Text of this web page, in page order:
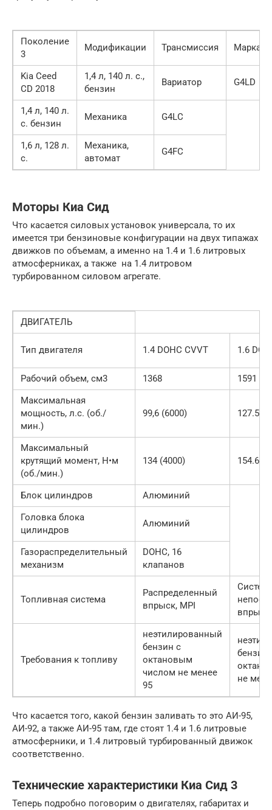
Поколение
3
Модификации Трансмиссия Марка
Kia Ceed
CD 2018
1,4 л, 140 л. с.,
бензин
Вариатор G4LD
1,4 л, 140 л.
с. бензин
Механика G4LC
1,6 л, 128 л.
с.
Механика,
автомат
G4FC
Моторы Киа Сид
Что касается силовых установок универсала, то их
имеется три бензиновые конфигурации на двух типажах
движков по объемам, а именно на 1.4 и 1.6 литровых
атмосферниках, а также на 1.4 литровом
турбированном силовом агрегате.
ДВИГАТЕЛЬ
Тип двигателя 1.4 DOHC CVVT 1.6
Рабочий объем, см3 1368
1591
Максимальная
мощность, л.с. (об./
мин.)
99,6 (6000) 127.5
Максимальный
крутящий момент, Н•м
(об./мин.)
134 (4000) 154.6
Блок цилиндров
Алюминий
Головка блока
цилиндров
Алюминий
Газораспределительный
механизм
DOHC, 16
клапанов
Топливная система
Распределенный
впрыск, MPI
Требования к топливу
неэтилированный
бензин с
октановым
числом не менее
95
бензин
не
Что касается того, какой бензин заливать то это АИ-95,
АИ-92, а также АИ-95 там, где стоят 1.4 и 1.6 литровые
атмосферники, и 1.4 литровый турбированный движок
соответственно.
Технические характеристики Киа Сид 3
Теперь подробно поговорим о двигателях, габаритах и